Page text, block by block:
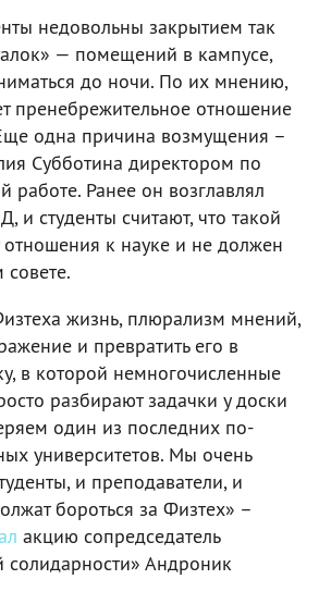
недовольны закрытием так
— помещений в кампусе,
до ночи. По их мнению,
пренебрежительное отношение
одна причина возмущения –
Субботина директором по
работе. Ранее он возглавлял
студенты считают, что такой
к науке и не должен
совете.
жизнь, плюрализм мнений,
и превратить его в
в которой немногочисленные
разбирают задачки у доски
один из последних по-
университетов. Мы очень
и преподаватели, и
бороться за Физтех» –
акцию сопредседатель
солидарности» Андроник